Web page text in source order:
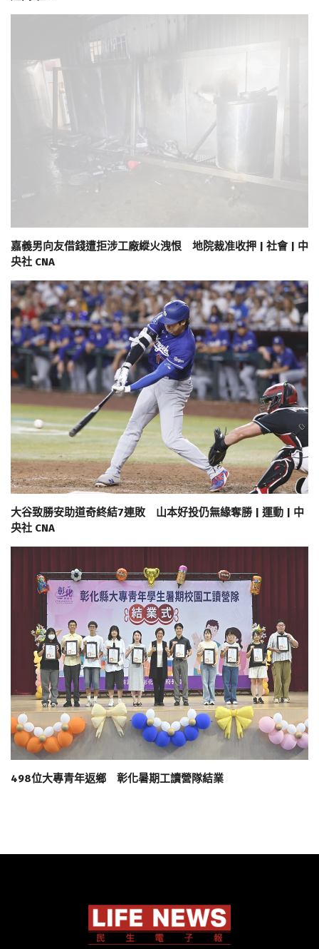
嘉義男向友借錢遭拒涉工廠縱火洩恨 地院裁准收押 | 社會 | 中
央社 CNA
大谷致勝安助道奇終結7連敗 山本好投仍無緣奪勝 | 運動 | 中
央社 CNA
498位大專青年返鄉 彰化暑期工讀營隊結業